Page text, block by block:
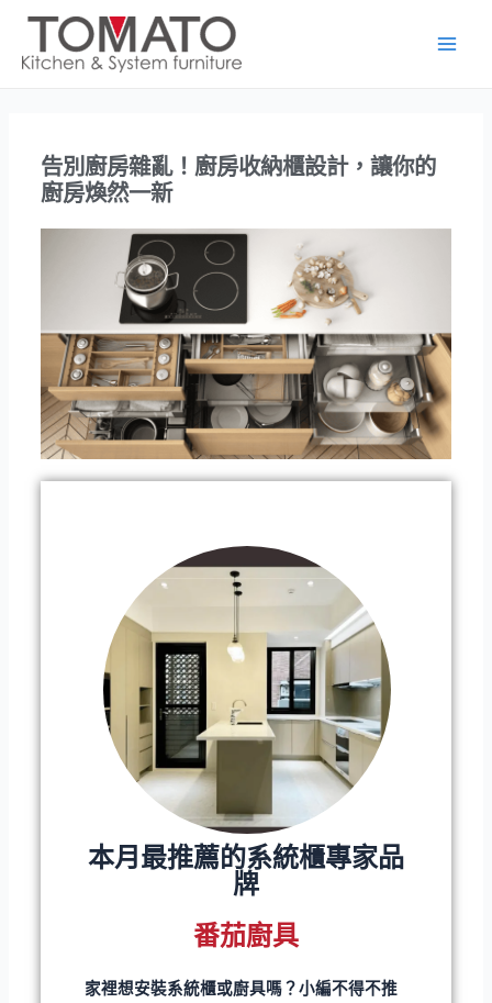
告別廚房雜亂！廚房收納櫃設計，讓你的
廚房煥然一新
本月最推薦的系統櫃專家品
牌
番茄廚具
家裡想安裝系統櫃或廚具嗎？小編不得不推